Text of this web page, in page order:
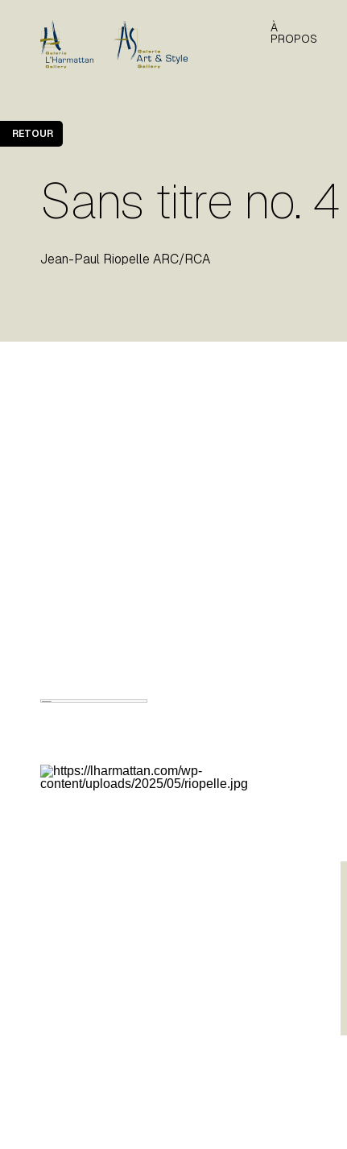
À
PROPOS
Sans titre no. 4
Jean-Paul Riopelle ARC/RCA
RETOUR